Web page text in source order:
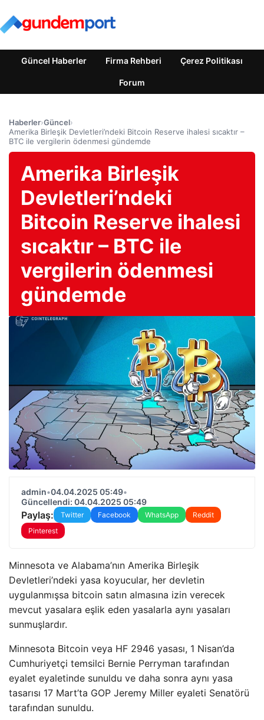
Güncel Haberler Firma Rehberi Çerez Politikası
Forum
Haberler›Güncel›
Amerika Birleşik Devletleri’ndeki Bitcoin Reserve ihalesi sıcaktır –
BTC ile vergilerin ödenmesi gündemde
Amerika Birleşik
Devletleri’ndeki
Bitcoin Reserve ihalesi
sıcaktır – BTC ile
vergilerin ödenmesi
gündemde
admin•04.04.2025 05:49•
Güncellendi: 04.04.2025 05:49
Paylaş: Twitter Facebook WhatsApp
Reddit
Pinterest
Minnesota ve Alabama’nın Amerika Birleşik
Devletleri’ndeki yasa koyucular, her devletin
uygulanmışsa bitcoin satın almasına izin verecek
mevcut yasalara eşlik eden yasalarla aynı yasaları
sunmuşlardır.
Minnesota Bitcoin veya HF 2946 yasası, 1 Nisan’da
Cumhuriyetçi temsilci Bernie Perryman tarafından
eyalet eyaletinde sunuldu ve daha sonra aynı yasa
tasarısı 17 Mart’ta GOP Jeremy Miller eyaleti Senatörü
tarafından sunuldu.